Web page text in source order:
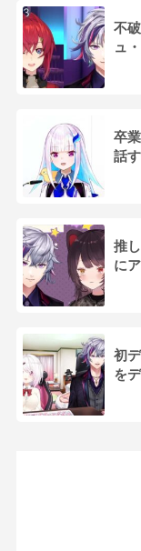
不
ュ
卒
話
推
に
初
を